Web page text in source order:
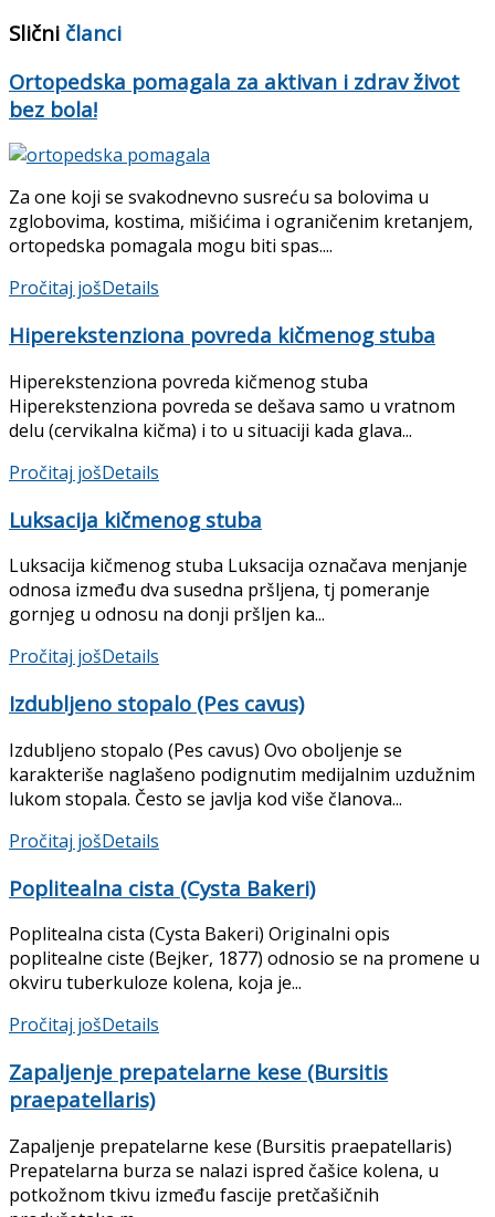
Slični članci
Ortopedska pomagala za aktivan i zdrav život
bez bola!
Za one koji se svakodnevno susreću sa bolovima u
zglobovima, kostima, mišićima i ograničenim kretanjem,
ortopedska pomagala mogu biti spas....
Pročitaj jošDetails
Hiperekstenziona povreda kičmenog stuba
Hiperekstenziona povreda kičmenog stuba
Hiperekstenziona povreda se dešava samo u vratnom
delu (cervikalna kičma) i to u situaciji kada glava...
Pročitaj jošDetails
Luksacija kičmenog stuba
Luksacija kičmenog stuba Luksacija označava menjanje
odnosa između dva susedna pršljena, tj pomeranje
gornjeg u odno­su na donji pršljen ka...
Pročitaj jošDetails
Izdubljeno stopalo (Pes cavus)
Izdubljeno stopalo (Pes cavus) Ovo oboljenje se
karakteriše naglašeno podignutim medijalnim uzdužnim
lukom stopala. Često se javlja kod više članova...
Pročitaj jošDetails
Poplitealna cista (Cysta Bakeri)
Poplitealna cista (Cysta Bakeri) Originalni opis
poplitealne ciste (Bejker, 1877) odnosio se na promene u
okviru tuberkuloze kolena, koja je...
Pročitaj jošDetails
Zapaljenje prepatelarne kese (Bursitis
praepatellaris)
Zapaljenje prepatelarne kese (Bursitis praepatellaris)
Prepatelarna burza se nalazi ispred čašice kolena, u
potkožnom tkivu između fascije pretčašičnih